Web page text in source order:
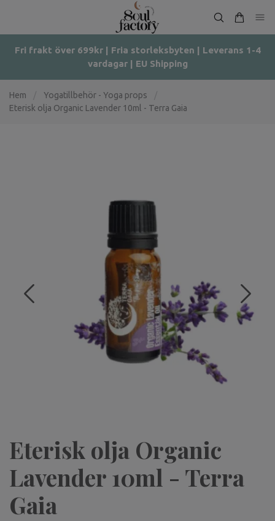
Fri frakt över 699kr | Fria storleksbyten | Leverans 1-4
vardagar | EU Shipping
Hem Yogatillbehör - Yoga props
Eterisk olja Organic Lavender 10ml - Terra Gaia
Eterisk olja Organic
Lavender 10ml - Terra
Gaia